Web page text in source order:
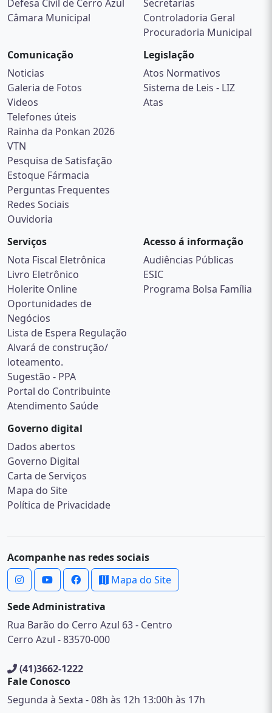
Defesa Civil de Cerro Azul
Câmara Municipal
Secretarias
Controladoria Geral
Procuradoria Municipal
Comunicação
Noticias
Galeria de Fotos
Videos
Telefones úteis
Rainha da Ponkan 2026
VTN
Pesquisa de Satisfação
Estoque Fármacia
Perguntas Frequentes
Redes Sociais
Ouvidoria
Legislação
Atos Normativos
Sistema de Leis - LIZ
Atas
Serviços
Nota Fiscal Eletrônica
Livro Eletrônico
Holerite Online
Oportunidades de
Negócios
Lista de Espera Regulação
Alvará de construção/
loteamento.
Sugestão - PPA
Portal do Contribuinte
Atendimento Saúde
Acesso á informação
Audiências Públicas
ESIC
Programa Bolsa Família
Governo digital
Dados abertos
Governo Digital
Carta de Serviços
Mapa do Site
Política de Privacidade
Acompanhe nas redes sociais
Mapa do Site
Sede Administrativa
Rua Barão do Cerro Azul 63 - Centro
Cerro Azul - 83570-000
(41)3662-1222
Fale Conosco
Segunda à Sexta - 08h às 12h 13:00h às 17h